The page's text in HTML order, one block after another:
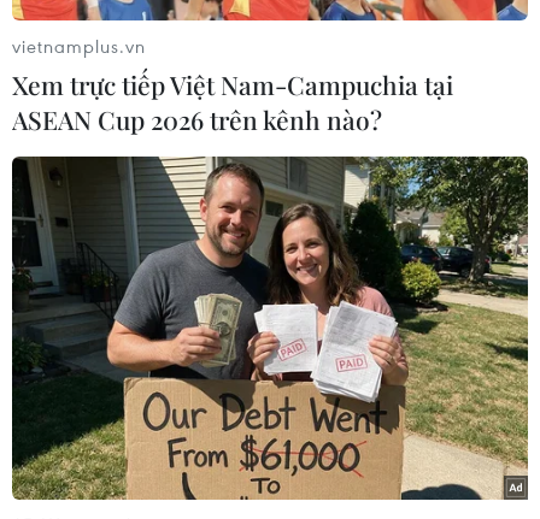
phục khách hàng của các công ty như Uber.
Trong một tuyên bố chung, hai công ty trên cho
biết họ đã được các cơ quan quản lý của Mỹ "bật
đèn xanh", dỡ bỏ chướng ngại cuối cùng cho
thỏa thuận sáp nhập, sau khi đã được cơ quan
chống độc quyền của Liên minh châu Âu (EU)
chấp thuận hồi tháng 11.
Daimler và BMW cho biết: "Giờ chúng tôi đã
nhận được sự đồng ý của cơ quan quản lý cạnh
tranh, mục tiêu là kết thúc giao dịch này vào
ngày 31/1/2019."
Thỏa thuận trên, được thông báo từ tháng Ba
vừa qua, sẽ chứng kiến sự ra đời của một công
ty liên danh, với việc hai công ty từng là đối thủ
vietnamplus.vn
Xem trực tiếp Việt Nam-Campuchia tại
ASEAN Cup 2026 trên kênh nào?